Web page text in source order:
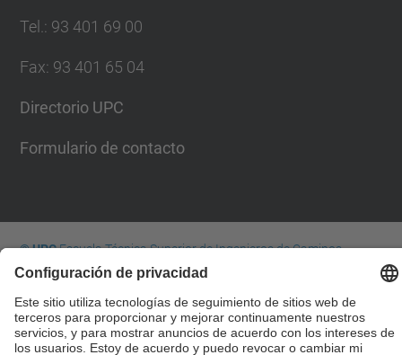
Tel. : 93 401 69 00
Fax: 93 401 65 04
Directorio UPC
Formulario de contacto
© UPCEscuela Técnica Superior de Ingenieros de Caminos,
Canales y Puertos de Barcelona
Desarrollado con